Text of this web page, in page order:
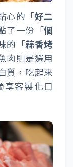
心的「好二
了一份「個
的「蒜香烤
肉則是選用
質，吃起來
享客製化口